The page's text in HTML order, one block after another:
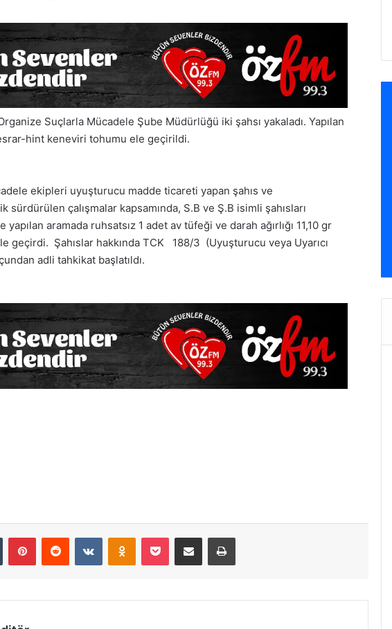
Suçlarla Mücadele Şube Müdürlüğü iki şahsı yakaladı. Yapılan
hint keneviri tohumu ele geçirildi.
ekipleri uyuşturucu madde ticareti yapan şahıs ve
çalışmalar kapsamında, S.B ve Ş.B isimli şahısları
aramada ruhsatsız 1 adet av tüfeği ve darah ağırlığı 11,10 gr
geçirdi. Şahıslar hakkında TCK 188/3 (Uyuşturucu veya Uyarıcı
adli tahkikat başlatıldı.